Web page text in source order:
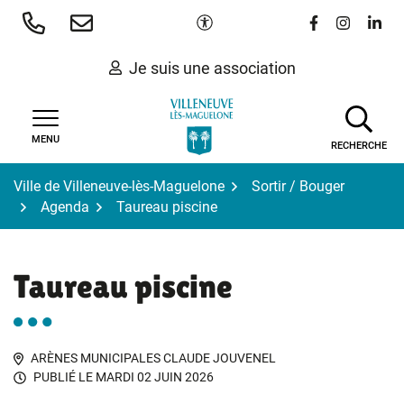
Aller
Paramètres d'accessibilité
Lien vers le
Lien vers
Lien
Je suis une association
MENU
RECHERCHE
Ville de Villeneuve-lès-Maguelone
Sortir / Bouger
Agenda
Taureau piscine
Taureau piscine
ARÈNES MUNICIPALES CLAUDE JOUVENEL
PUBLIÉ LE MARDI 02 JUIN 2026